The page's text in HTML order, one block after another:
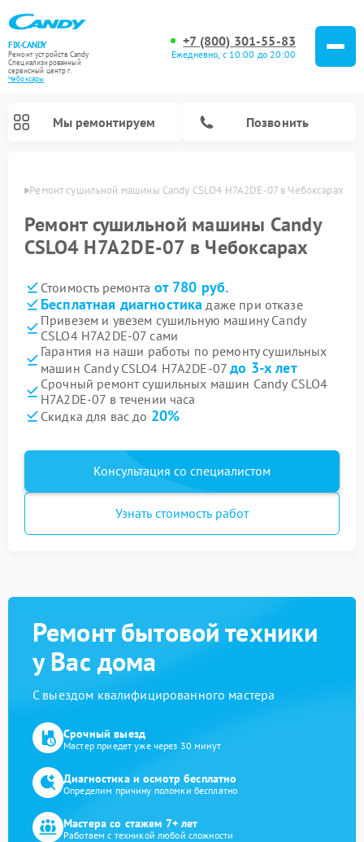
FIX-CANDY
Ремонт устройств Candy
Специализированный
cервисный центр г.
Чебоксары
+7 (800) 301-55-83
Ежедневно, с 10:00 до 20:00
Мы ремонтируем Позвонить
Ремонт сушильной машины Candy CSLO4 H7A2DE-07 в Чебоксарах
Ремонт сушильной машины Candy
CSLO4 H7A2DE-07 в Чебоксарах
Стоимость ремонта от 780 руб.
Бесплатная диагностика даже при отказе
Привезем и увезем сушильную машину Candy
CSLO4 H7A2DE-07 сами
Гарантия на наши работы по ремонту сушильных
машин Candy CSLO4 H7A2DE-07до 3-х лет
Срочный ремонт сушильных машин Candy CSLO4
H7A2DE-07 в течении часа
Скидка для вас до 20%
Консультация со специалистом
Узнать стоимость работ
Ремонт бытовой техники
у Вас дома
С выездом квалифицированного мастера
Срочный выезд
Мастер приедет уже через 30 минут
Диагностика и осмотр бесплатно
Определим причину поломки бесплатно
Мастера со стажем 7+ лет
Работаем с техникой любой сложности